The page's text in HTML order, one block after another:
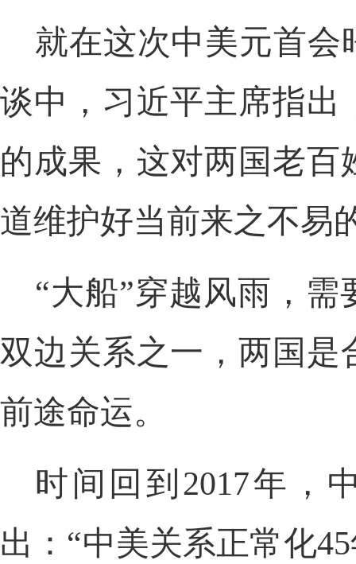
就在这次中美元首会
谈中，习近平主席指出
的成果，这对两国老
道维护好当前来之不易
“大船”穿越风雨，
双边关系之一，两国
前途命运。
时间回到2017年，
出：“中美关系正常化